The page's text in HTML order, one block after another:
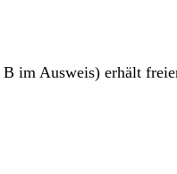
im Ausweis) erhält